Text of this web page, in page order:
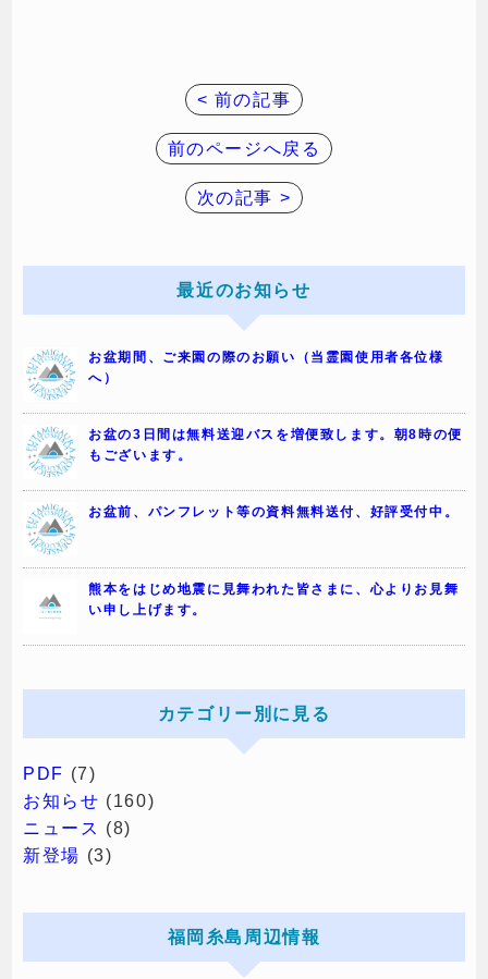
< 前の記事
前のページへ戻る
次の記事 >
最近のお知らせ
お盆期間、ご来園の際のお願い（当霊園使用者各位様
へ）
お盆の3日間は無料送迎バスを増便致します。朝8時の便
もございます。
お盆前、パンフレット等の資料無料送付、好評受付中。
熊本をはじめ地震に見舞われた皆さまに、心よりお見舞
い申し上げます。
カテゴリー別に見る
PDF (7)
お知らせ (160)
ニュース (8)
新登場 (3)
福岡糸島周辺情報